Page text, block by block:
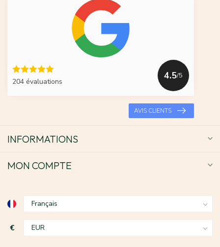
204 évaluations
4.5/5
AVIS CLIENTS
INFORMATIONS
MON COMPTE
€